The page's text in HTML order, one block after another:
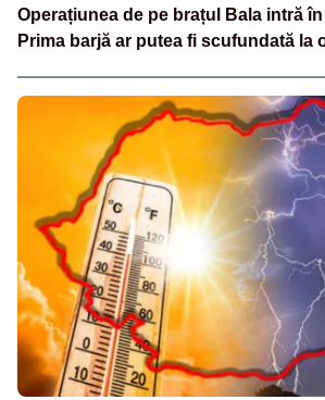
Operațiunea de pe brațul Bala intră
Prima barjă ar putea fi scufundată la